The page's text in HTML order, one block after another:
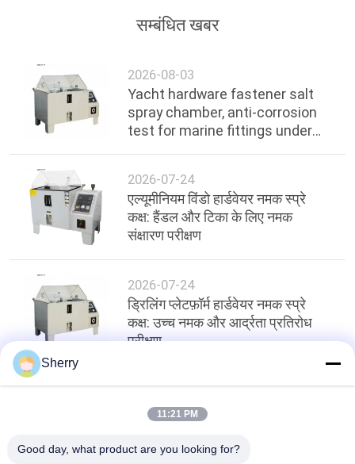
सम्बंधित खबर
2026-08-03
Yacht hardware fastener salt
spray chamber, anti-corrosion
test for marine fittings under
2026-07-24
एल्यूमीनियम विंडो हार्डवेयर नमक स्प्रे
कक्ष: हैंडल और टिका के लिए नमक
संक्षारण परीक्षण
2026-07-24
ड्रिलिंग प्लेटफ़ॉर्म हार्डवेयर नमक स्प्रे
कक्ष: उच्च नमक और आर्द्रता प्रतिरोध
परीक्षण
शीर्ष
Sherry
11:21 PM
Good day, what product are you looking for?